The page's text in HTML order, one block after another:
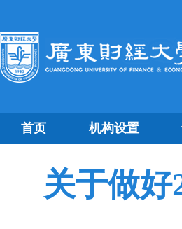
首页 机构设置
关于做